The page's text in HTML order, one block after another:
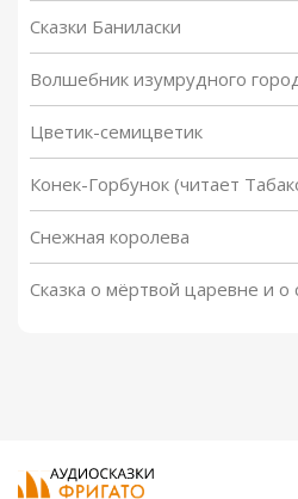
Сказки Баниласки
Волшебник изумрудного
Цветик-семицветик
Конек-Горбунок (читает
Снежная королева
Сказка о мёртвой царевне и о